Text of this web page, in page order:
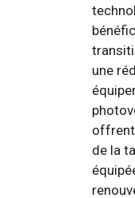
une
de la